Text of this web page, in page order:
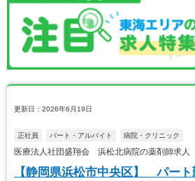
更新日：2026年6月19日
正社員 パート・アルバイト 病院・クリニック
医療法人社団盛翔会 浜松北病院の薬剤師求人
【静岡県浜松市中央区】 パー